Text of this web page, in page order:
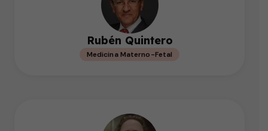
Rubén Quintero
Medicina Materno-Fetal